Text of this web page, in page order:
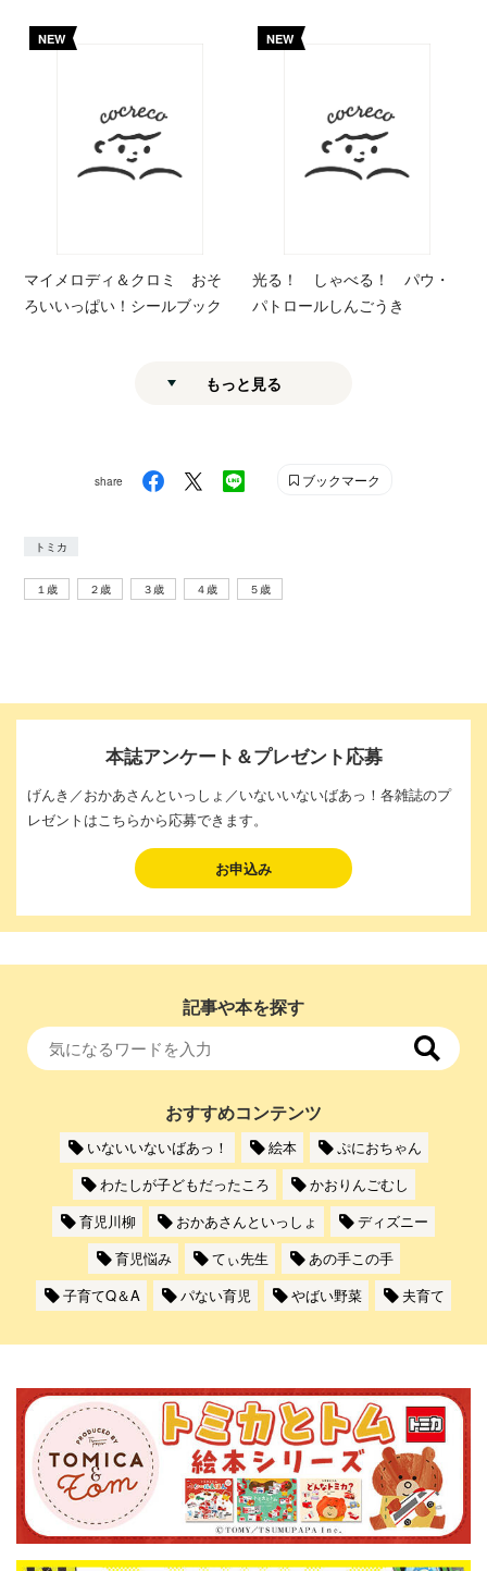
NEW
マイメロディ＆クロミ おそ
ろいいっぱい！シールブック
NEW
光る！ しゃべる！ パウ・
パトロールしんごうき
もっと見る
share ブックマーク
トミカ
１歳 ２歳 ３歳 ４歳 ５歳
本誌アンケート＆プレゼント応募
げんき／おかあさんといっしょ／いないいないばあっ！各雑誌のプ
レゼントはこちらから応募できます。
お申込み
記事や本を探す
おすすめコンテンツ
いないいないばあっ！ 絵本
ぷにおちゃん
わたしが子どもだったころ
かおりんごむし
育児川柳
おかあさんといっしょ
ディズニー
育児悩み
てぃ先生
あの手この手
子育てQ＆A
パない育児 やばい野菜 夫育て